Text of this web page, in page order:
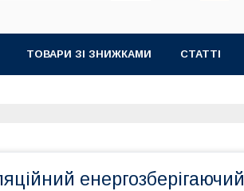
ТОВАРИ ЗІ ЗНИЖКАМИ СТАТТІ
енергозберігаючий